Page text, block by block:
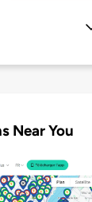
Near You